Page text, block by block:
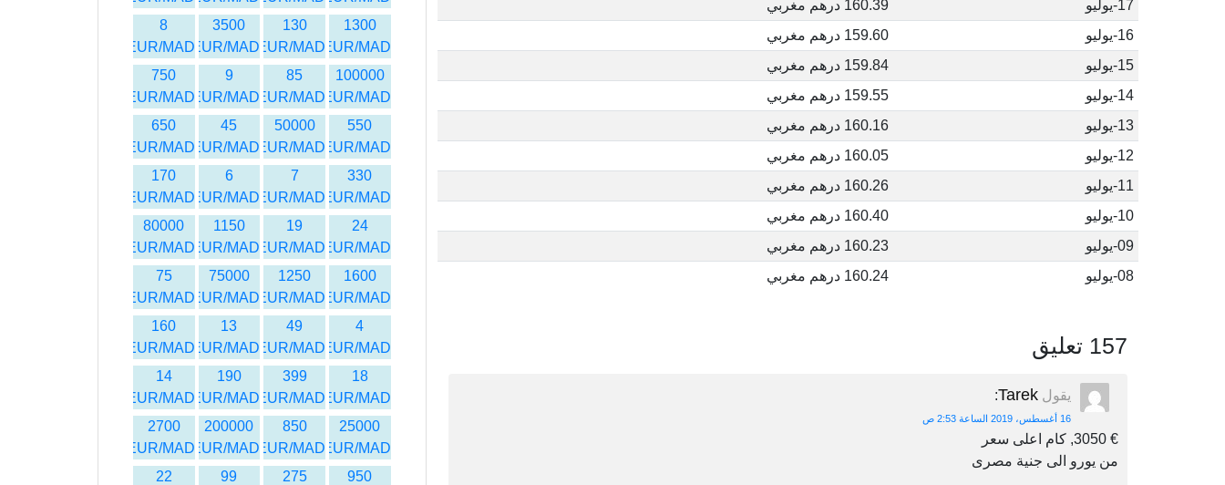
17-يوليو
160.39 درهم مغربي
16-يوليو
159.60 درهم مغربي
15-يوليو
159.84 درهم مغربي
14-يوليو
159.55 درهم مغربي
13-يوليو
160.16 درهم مغربي
12-يوليو
160.05 درهم مغربي
11-يوليو
160.26 درهم مغربي
10-يوليو
160.40 درهم مغربي
09-يوليو
160.23 درهم مغربي
08-يوليو
160.24 درهم مغربي
157 تعليق
يقول Tarek
:
16 أغسطس، 2019 الساعة 2:53 ص
€ 3050, كام اعلى سعر
من يورو الى جنية مصرى
1300
EUR/MAD
130
EUR/MAD
3500
EUR/MAD
8
EUR/MAD
100000
EUR/MAD
85
EUR/MAD
9
EUR/MAD
750
EUR/MAD
550
EUR/MAD
50000
EUR/MAD
45
EUR/MAD
650
EUR/MAD
330
EUR/MAD
7
EUR/MAD
6
EUR/MAD
170
EUR/MAD
24
EUR/MAD
19
EUR/MAD
1150
EUR/MAD
80000
EUR/MAD
1600
EUR/MAD
1250
EUR/MAD
75000
EUR/MAD
75
EUR/MAD
4
EUR/MAD
49
EUR/MAD
13
EUR/MAD
160
EUR/MAD
18
EUR/MAD
399
EUR/MAD
190
EUR/MAD
14
EUR/MAD
25000
EUR/MAD
850
EUR/MAD
200000
EUR/MAD
2700
EUR/MAD
950
275
99
22